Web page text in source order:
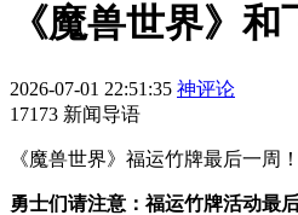
《魔兽世界》
2026-07-01 22:51:35 神评论
17173 新闻导语
《魔兽世界》福运竹牌最后一周
勇士们请注意：福运竹牌活动最